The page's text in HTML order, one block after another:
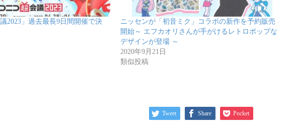
2023」過去最長9日間開催で決
ニッセンが「初音ミク」コラボの新作を予約販売
開始～ エフカオリさんが手がけるレトロポップな
デザインが登場 ～
2020年9月21日
類似投稿
Tweet Share Pocket